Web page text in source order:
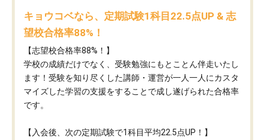
キョウコベなら、定期試験1科目22.5点UP & 志
望校合格率88%！
【志望校合格率88%！】
学校の成績だけでなく、受験勉強にもとことん伴走いたし
ます！受験を知り尽くした講師・運営が​一人一人にカスタ
マイズした学習の支援をすることで成し遂げられた合格率
です。
【入会後、次の定期試験で1科目平均22.5点UP！】